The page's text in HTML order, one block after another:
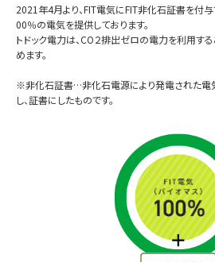
2021年4月より、FIT電気にFIT非化石証書を付
00％の電気を提供しております。
トドック電力は、CO２排出ゼロの電力を利用す
めます。
※非化石証書…非化石電源により発電された電
し、証書にしたものです。